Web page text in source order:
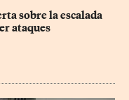
sobre la escalada
ataques